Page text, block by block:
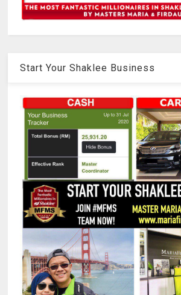
Start Your Shaklee Business